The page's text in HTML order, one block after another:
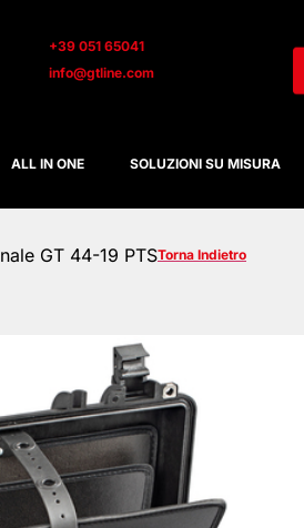
+39 051 65041
info@gtline.com
ALL IN ONE SOLUZIONI SU MISURA
GT 44-19 PTSTorna Indietro